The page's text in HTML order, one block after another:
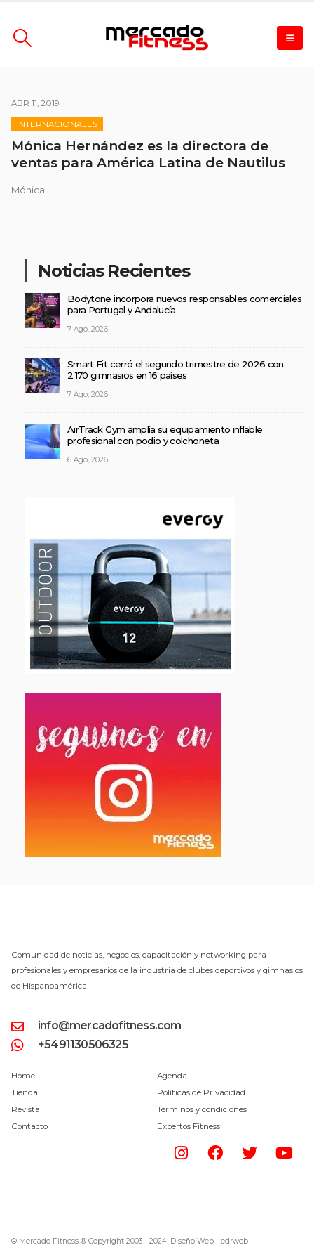
ABR 11, 2019
INTERNACIONALES
Mónica Hernández es la directora de
ventas para América Latina de Nautilus
Mónica...
Noticias Recientes
Bodytone incorpora nuevos responsables comerciales
para Portugal y Andalucía
7 Ago, 2026
Smart Fit cerró el segundo trimestre de 2026 con
2.170 gimnasios en 16 países
7 Ago, 2026
AirTrack Gym amplía su equipamiento inflable
profesional con podio y colchoneta
6 Ago, 2026
Comunidad de noticias, negocios, capacitación y networking para
profesionales y empresarios de la industria de clubes deportivos y gimnasios
de Hispanoamérica.
info@mercadofitness.com
+5491130506325
Home
Tienda
Revista
Contacto
Agenda
Políticas de Privacidad
Términos y condiciones
Expertos Fitness
© Mercado Fitness ® Copyright 2003 - 2024. Diseño Web - edrweb